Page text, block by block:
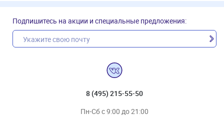
Подпишитесь на акции и специальные предложения:
8 (495) 215-55-50
Пн-Сб с 9:00 до 21:00